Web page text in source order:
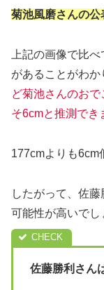
菊池風磨さんの
上記の画像で比
があることがわか
ど菊池さんのお
そ6cmと推測でき
177cmよりも6cm
したがって、佐
可能性が高いでし
佐藤勝利さん